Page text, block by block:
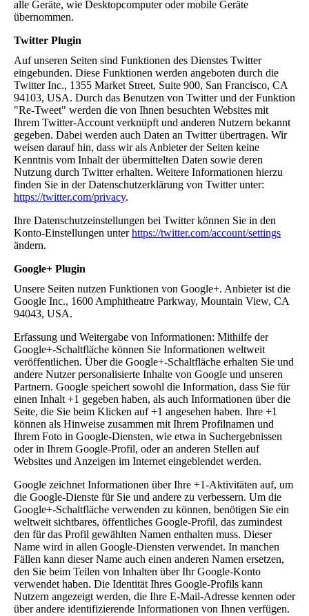
alle Geräte, wie Desktopcomputer oder mobile Geräte
übernommen.
Twitter Plugin
Auf unseren Seiten sind Funktionen des Dienstes Twitter
eingebunden. Diese Funktionen werden angeboten durch die
Twitter Inc., 1355 Market Street, Suite 900, San Francisco, CA
94103, USA. Durch das Benutzen von Twitter und der Funktion
"Re-Tweet" werden die von Ihnen besuchten Websites mit
Ihrem Twitter-Account verknüpft und anderen Nutzern bekannt
gegeben. Dabei werden auch Daten an Twitter übertragen. Wir
weisen darauf hin, dass wir als Anbieter der Seiten keine
Kenntnis vom Inhalt der übermittelten Daten sowie deren
Nutzung durch Twitter erhalten. Weitere Informationen hierzu
finden Sie in der Datenschutzerklärung von Twitter unter:
https://twitter.com/privacy.
Ihre Datenschutzeinstellungen bei Twitter können Sie in den
Konto-Einstellungen unterhttps://twitter.com/account/settings
ändern.
Google+ Plugin
Unsere Seiten nutzen Funktionen von Google+. Anbieter ist die
Google Inc., 1600 Amphitheatre Parkway, Mountain View, CA
94043, USA.
Erfassung und Weitergabe von Informationen: Mithilfe der
Google+-Schaltfläche können Sie Informationen weltweit
veröffentlichen. Über die Google+-Schaltfläche erhalten Sie und
andere Nutzer personalisierte Inhalte von Google und unseren
Partnern. Google speichert sowohl die Information, dass Sie für
einen Inhalt +1 gegeben haben, als auch Informationen über die
Seite, die Sie beim Klicken auf +1 angesehen haben. Ihre +1
können als Hinweise zusammen mit Ihrem Profilnamen und
Ihrem Foto in Google-Diensten, wie etwa in Suchergebnissen
oder in Ihrem Google-Profil, oder an anderen Stellen auf
Websites und Anzeigen im Internet eingeblendet werden.
Google zeichnet Informationen über Ihre +1-Aktivitäten auf, um
die Google-Dienste für Sie und andere zu verbessern. Um die
Google+-Schaltfläche verwenden zu können, benötigen Sie ein
weltweit sichtbares, öffentliches Google-Profil, das zumindest
den für das Profil gewählten Namen enthalten muss. Dieser
Name wird in allen Google-Diensten verwendet. In manchen
Fällen kann dieser Name auch einen anderen Namen ersetzen,
den Sie beim Teilen von Inhalten über Ihr Google-Konto
verwendet haben. Die Identität Ihres Google-Profils kann
Nutzern angezeigt werden, die Ihre E-Mail-Adresse kennen oder
über andere identifizierende Informationen von Ihnen verfügen.